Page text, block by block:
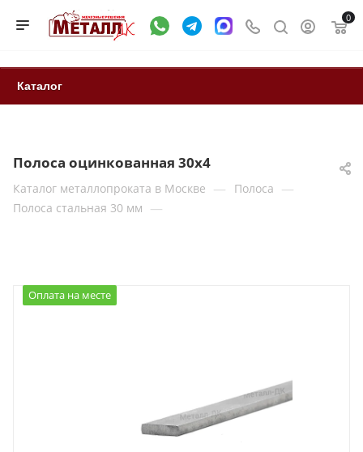
0
Каталог
Полоса оцинкованная 30х4
Каталог металлопроката в Москве — Полоса —
Полоса стальная 30 мм —
Оплата на месте